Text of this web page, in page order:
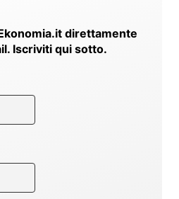
direttamente
Iscriviti qui sotto.